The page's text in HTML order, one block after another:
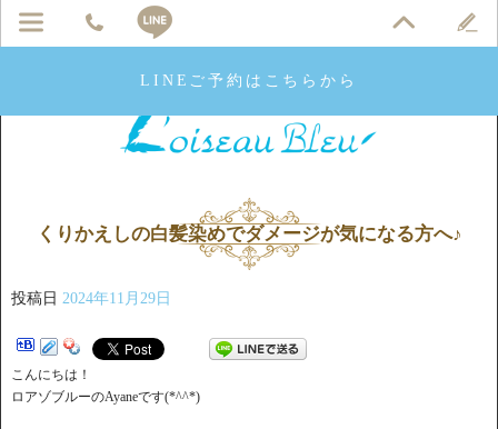
LINEご予約はこちらから
くりかえしの白髪染めでダメージが気になる方へ♪
投稿日 2024年11月29日
こんにちは！
ロアゾブルーのAyaneです(*^^*)